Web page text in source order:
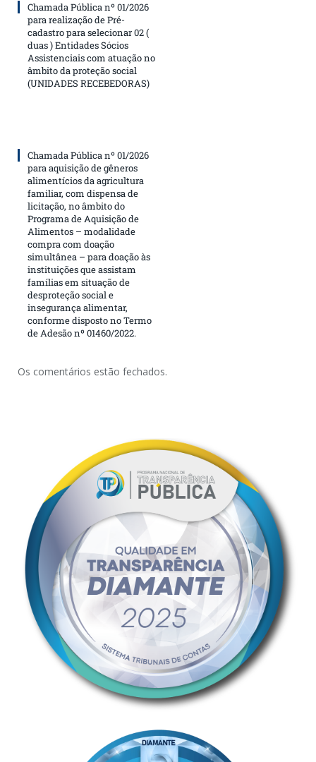
Chamada Pública nº 01/2026
para realização de Pré-
cadastro para selecionar 02 (
duas ) Entidades Sócios
Assistenciais com atuação no
âmbito da proteção social
(UNIDADES RECEBEDORAS)
Chamada Pública nº 01/2026
para aquisição de gêneros
alimentícios da agricultura
familiar, com dispensa de
licitação, no âmbito do
Programa de Aquisição de
Alimentos – modalidade
compra com doação
simultânea – para doação às
instituições que assistam
famílias em situação de
desproteção social e
insegurança alimentar,
conforme disposto no Termo
de Adesão nº 01460/2022.
Os comentários estão fechados.